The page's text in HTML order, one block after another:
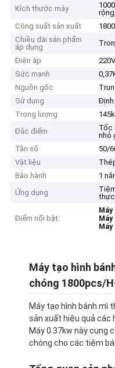
Kích thước máy
Công suất sản xuất
Chiều dài sản phẩm
áp dụng
Điện áp
Sức mạnh
Nguồn gốc
Sử dụng
Định
Trọng lượng
Đặc điểm
Tốc
nhỏ
Tần số
50/
Vật liệu
Bảo hành
1
Ứng dụng
Điểm nổi bật:
Máy tạo hình
chóng 1800pcs/
Máy tạo hình bánh mì
sản xuất hiệu quả các
Máy 0.37kw này cung
chóng cho các tiệm